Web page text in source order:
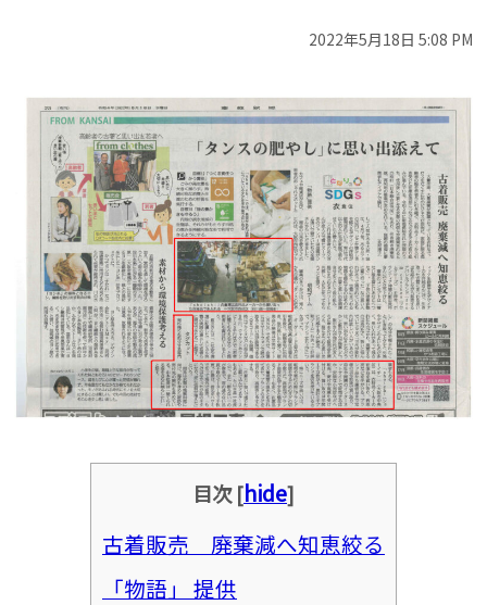
2022年5月18日 5:08 PM
目次 [hide]
古着販売 廃棄減へ知恵絞る
「物語」 提供